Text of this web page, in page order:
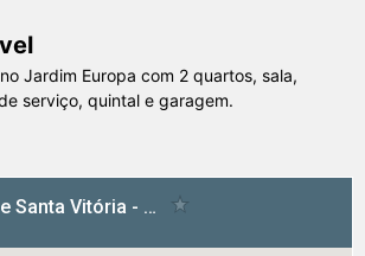
Jardim Europa com 2 quartos, sala,
serviço, quintal e garagem.